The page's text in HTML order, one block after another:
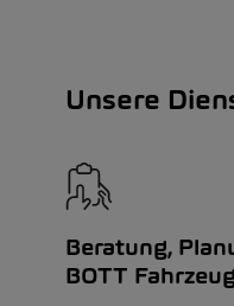
Unsere
Beratung,
BOTT